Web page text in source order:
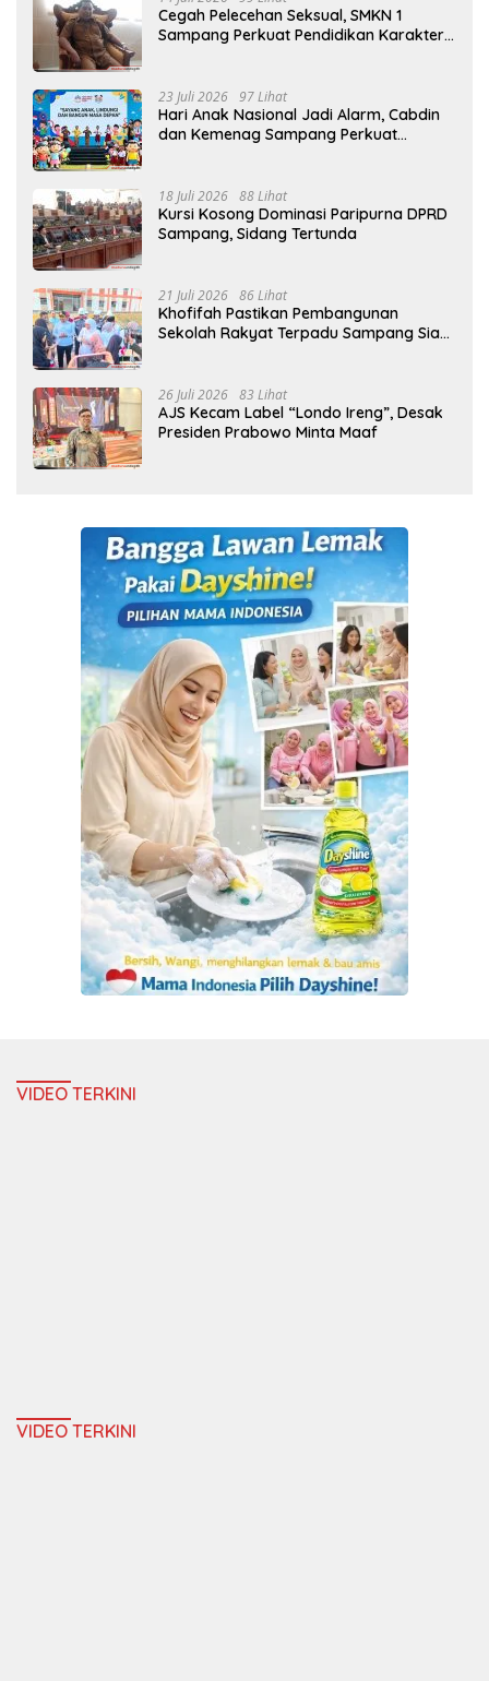
Cegah Pelecehan Seksual, SMKN 1
Sampang Perkuat Pendidikan Karakter
23 Juli 2026 97 Lihat
Hari Anak Nasional Jadi Alarm, Cabdin
dan Kemenag Sampang Perkuat
18 Juli 2026 88 Lihat
Kursi Kosong Dominasi Paripurna DPRD
Sampang, Sidang Tertunda
21 Juli 2026 86 Lihat
Khofifah Pastikan Pembangunan
Sekolah Rakyat Terpadu Sampang Siap
26 Juli 2026 83 Lihat
AJS Kecam Label “Londo Ireng”, Desak
Presiden Prabowo Minta Maaf
VIDEO TERKINI
VIDEO TERKINI